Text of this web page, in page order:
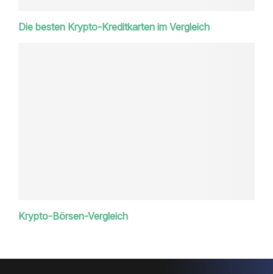
Die besten Krypto-Kreditkarten im Vergleich
Krypto-Börsen-Vergleich